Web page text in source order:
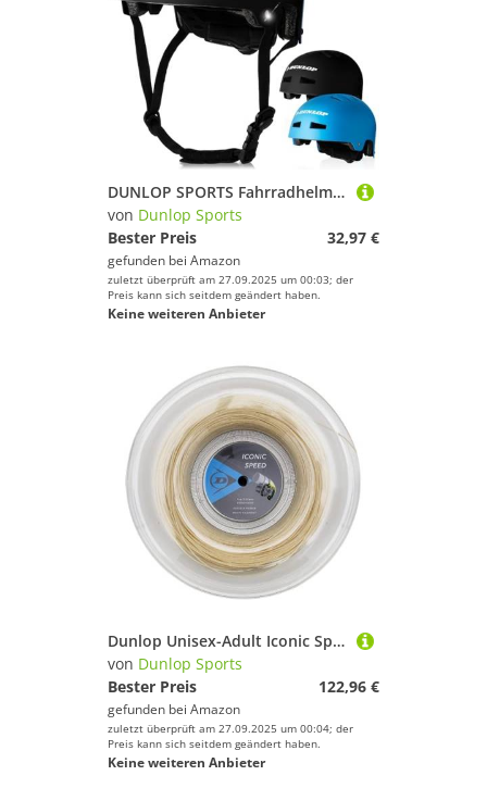
DUNLOP SPORTS Fahrradhelm Kinder Jugendliche Erwachsene - Test Sehr Gut - Leichter robuster Urban Allrounder Helm, 14 Fach belüftet, Schnellverschluss, Auto Kopfanpassung (Schwarz, S (48-53cm))
von Dunlop Sports
Bester Preis
32,97 €
gefunden bei Amazon
zuletzt überprüft am 27.09.2025 um 00:03; der
Preis kann sich seitdem geändert haben.
Keine weiteren Anbieter
Dunlop Unisex-Adult Iconic Speed Tennis Racket String, Natural, One Size
von Dunlop Sports
Bester Preis
122,96 €
gefunden bei Amazon
zuletzt überprüft am 27.09.2025 um 00:04; der
Preis kann sich seitdem geändert haben.
Keine weiteren Anbieter